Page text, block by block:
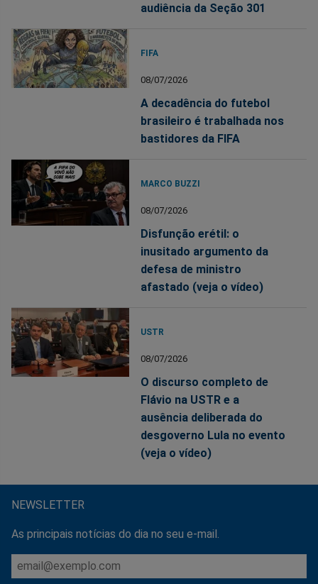
audiência da Seção 301
FIFA
08/07/2026
A decadência do futebol
brasileiro é trabalhada nos
bastidores da FIFA
MARCO BUZZI
08/07/2026
Disfunção erétil: o
inusitado argumento da
defesa de ministro
afastado (veja o vídeo)
USTR
08/07/2026
O discurso completo de
Flávio na USTR e a
ausência deliberada do
desgoverno Lula no evento
(veja o vídeo)
NEWSLETTER
As principais notícias do dia no seu e-mail.